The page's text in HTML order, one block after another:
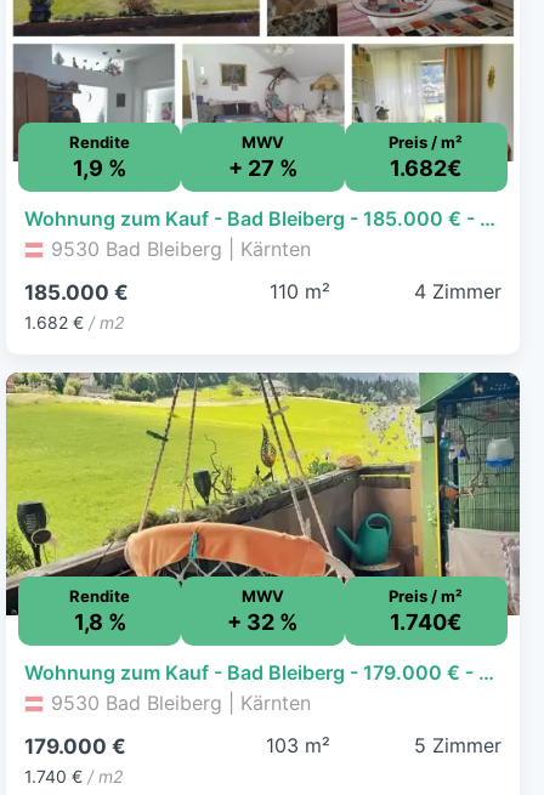
Rendite
1,9 %
MWV
+ 27 %
Preis / m²
1.682€
Wohnung zum Kauf - Bad Bleiberg - 185.000 € - 4 Zimmer, 110 m²
9530 Bad Bleiberg | Kärnten
185.000 €
1.682 € / m2
110 m² 4 Zimmer
Rendite
1,8 %
MWV
+ 32 %
Preis / m²
1.740€
Wohnung zum Kauf - Bad Bleiberg - 179.000 € - 5 Zimmer, 102,9 m²
9530 Bad Bleiberg | Kärnten
179.000 €
1.740 € / m2
103 m² 5 Zimmer